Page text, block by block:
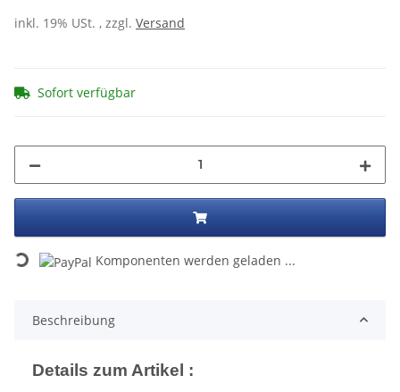
inkl. 19% USt. , zzgl. Versand
Sofort verfügbar
Loading... Komponenten werden geladen ...
Beschreibung
Details zum Artikel :